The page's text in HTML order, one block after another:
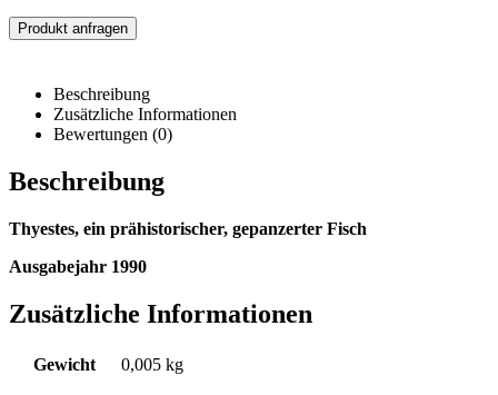
Produkt anfragen
Beschreibung
Zusätzliche Informationen
Bewertungen (0)
Beschreibung
Thyestes, ein prähistorischer, gepanzerter Fisch
Ausgabejahr 1990
Zusätzliche Informationen
Gewicht 0,005 kg